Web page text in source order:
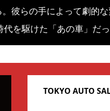
彼らの手によって劇的
を駆けた「あの車」だっ
TOKYO AUTO